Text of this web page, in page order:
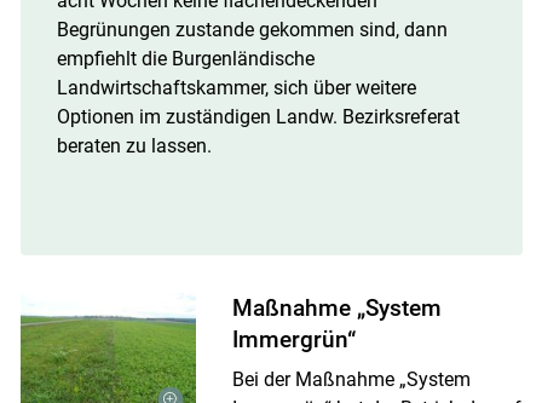
Begrünungen zustande gekommen sind, dann
empfiehlt die Burgenländische
Landwirtschaftskammer, sich über weitere
Optionen im zuständigen Landw. Bezirksreferat
beraten zu lassen.
Maßnahme „System
Immergrün“
Bei der Maßnahme „System